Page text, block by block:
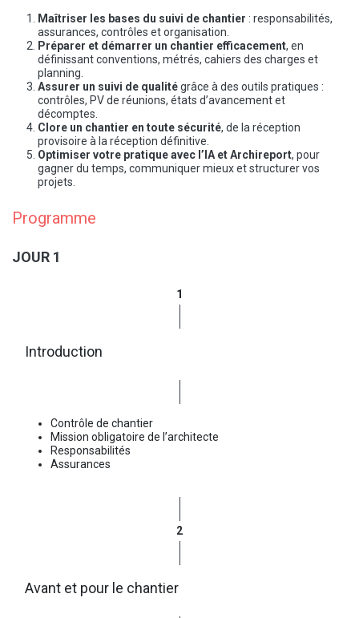
Maîtriser les bases du suivi de chantier : responsabilités,
assurances, contrôles et organisation.
Préparer et démarrer un chantier efficacement, en
définissant conventions, métrés, cahiers des charges et
planning.
Assurer un suivi de qualitégrâce à des outils pratiques :
contrôles, PV de réunions, états d’avancement et
décomptes.
Clore un chantier en toute sécurité, de la réception
provisoire à la réception définitive.
Optimiser votre pratique avec l’IA et Archireport, pour
gagner du temps, communiquer mieux et structurer vos
projets.
Programme
JOUR 1
1
Introduction
Contrôle de chantier
Mission obligatoire de l’architecte
Responsabilités
Assurances
2
Avant et pour le chantier